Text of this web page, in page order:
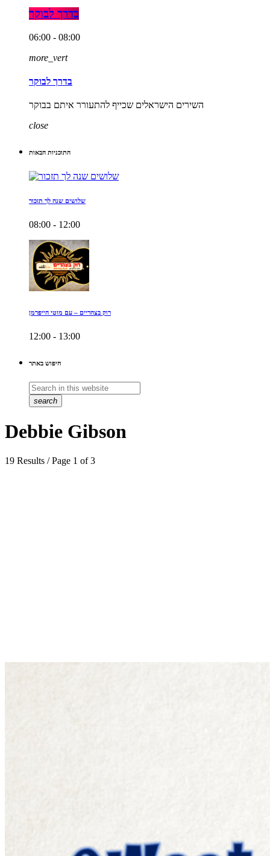
בדרך לבוקר
06:00 - 08:00
more_vert
בדרך לבוקר
השירים הישראלים שכייף להתעורר איתם בבוקר
close
התוכניות הבאות
שלושים שנה לך תזכור
08:00 - 12:00
רוק בצהריים – עם מוטי הייפרמן
12:00 - 13:00
חיפוש באתר
search
Debbie Gibson
19 Results / Page 1 of 3